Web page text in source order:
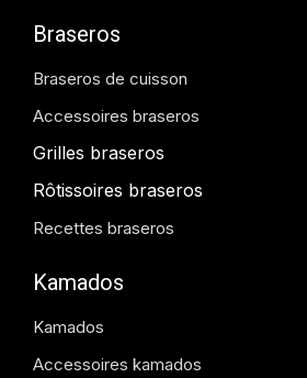
Braseros
Braseros de cuisson
Accessoires braseros
Grilles braseros
Rôtissoires braseros
Recettes braseros
Kamados
Kamados
Accessoires kamados